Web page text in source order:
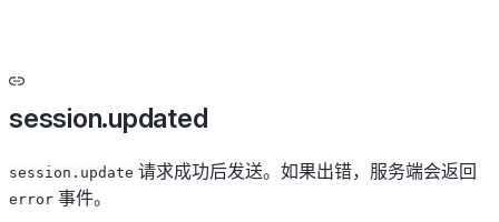
session.updated
session.update 请求成功后发送。如果出错，服务端会返回
error 事件。